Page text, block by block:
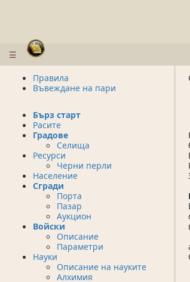
☰
Правила
Въвеждане на пари
Бърз старт
Расите
Градове
Селища
Ресурси
Черни перли
Население
Сгради
Порта
Пазар
Аукцион
Войски
Описание
Параметри
Науки
Описание на науките
Алхимия